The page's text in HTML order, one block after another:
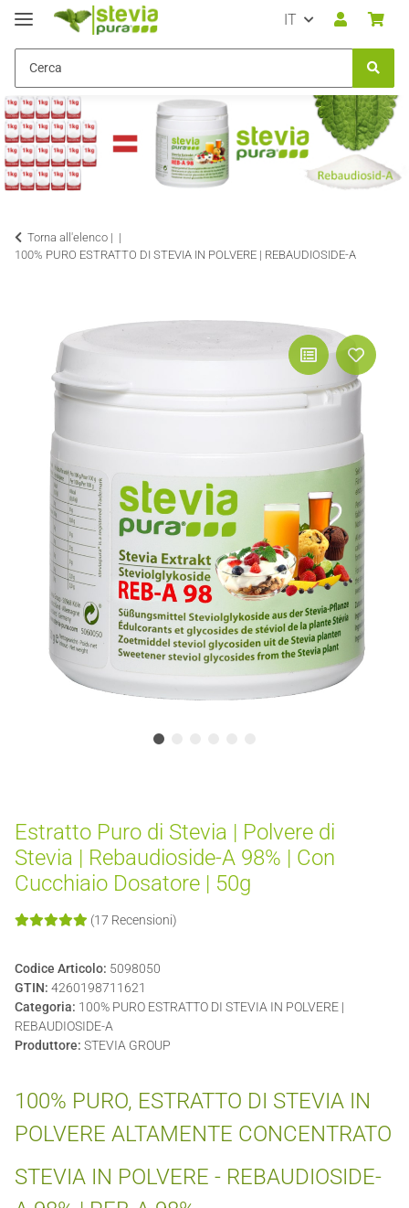
IT
Torna all'elenco |
100% PURO ESTRATTO DI STEVIA IN POLVERE | REBAUDIOSIDE-A
Estratto Puro di Stevia | Polvere di
Stevia | Rebaudioside-A 98% | Con
Cucchiaio Dosatore | 50g
(17 Recensioni)
Codice Articolo: 5098050
GTIN: 4260198711621
Categoria: 100% PURO ESTRATTO DI STEVIA IN POLVERE |
REBAUDIOSIDE-A
Produttore: STEVIA GROUP
100% PURO, ESTRATTO DI STEVIA IN
POLVERE ALTAMENTE CONCENTRATO
STEVIA IN POLVERE - REBAUDIOSIDE-